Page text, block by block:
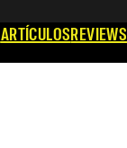
ARTÍCULOSREVIEWS